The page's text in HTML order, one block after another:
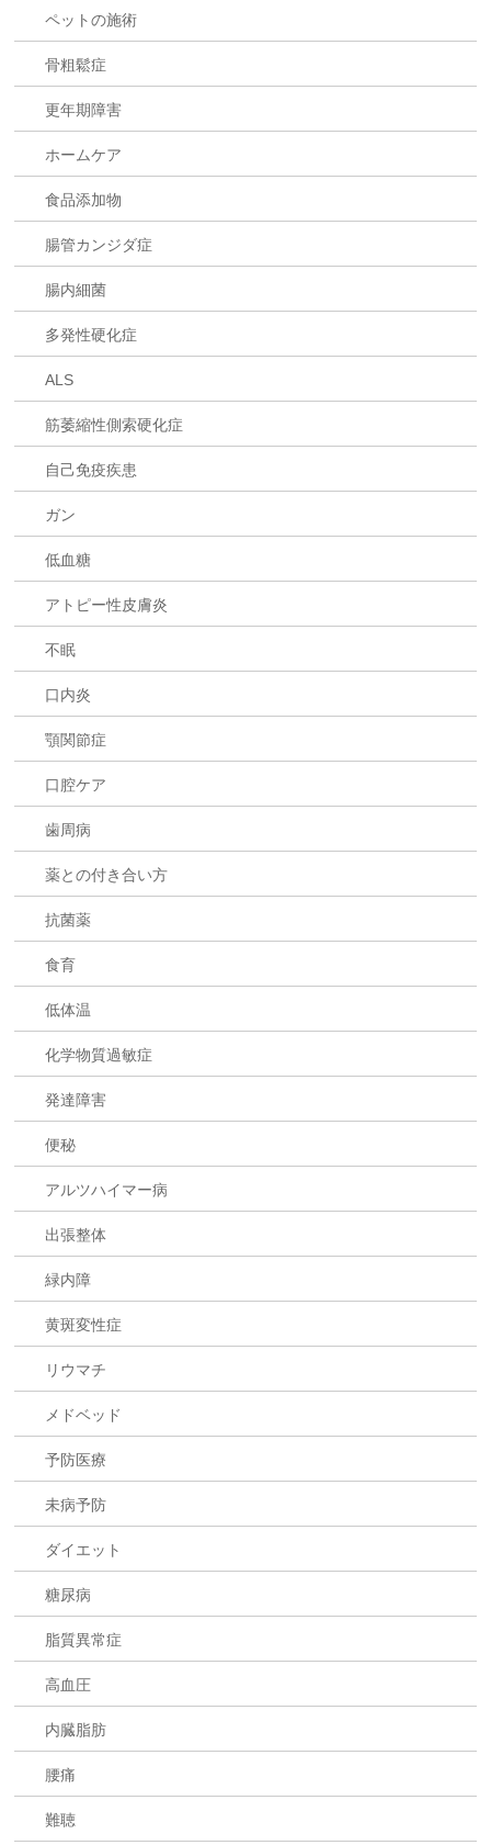
ペットの施術
骨粗鬆症
更年期障害
ホームケア
食品添加物
腸管カンジダ症
腸内細菌
多発性硬化症
ALS
筋萎縮性側索硬化症
自己免疫疾患
ガン
低血糖
アトピー性皮膚炎
不眠
口内炎
顎関節症
口腔ケア
歯周病
薬との付き合い方
抗菌薬
食育
低体温
化学物質過敏症
発達障害
便秘
アルツハイマー病
出張整体
緑内障
黄斑変性症
リウマチ
メドベッド
予防医療
未病予防
ダイエット
糖尿病
脂質異常症
高血圧
内臓脂肪
腰痛
難聴